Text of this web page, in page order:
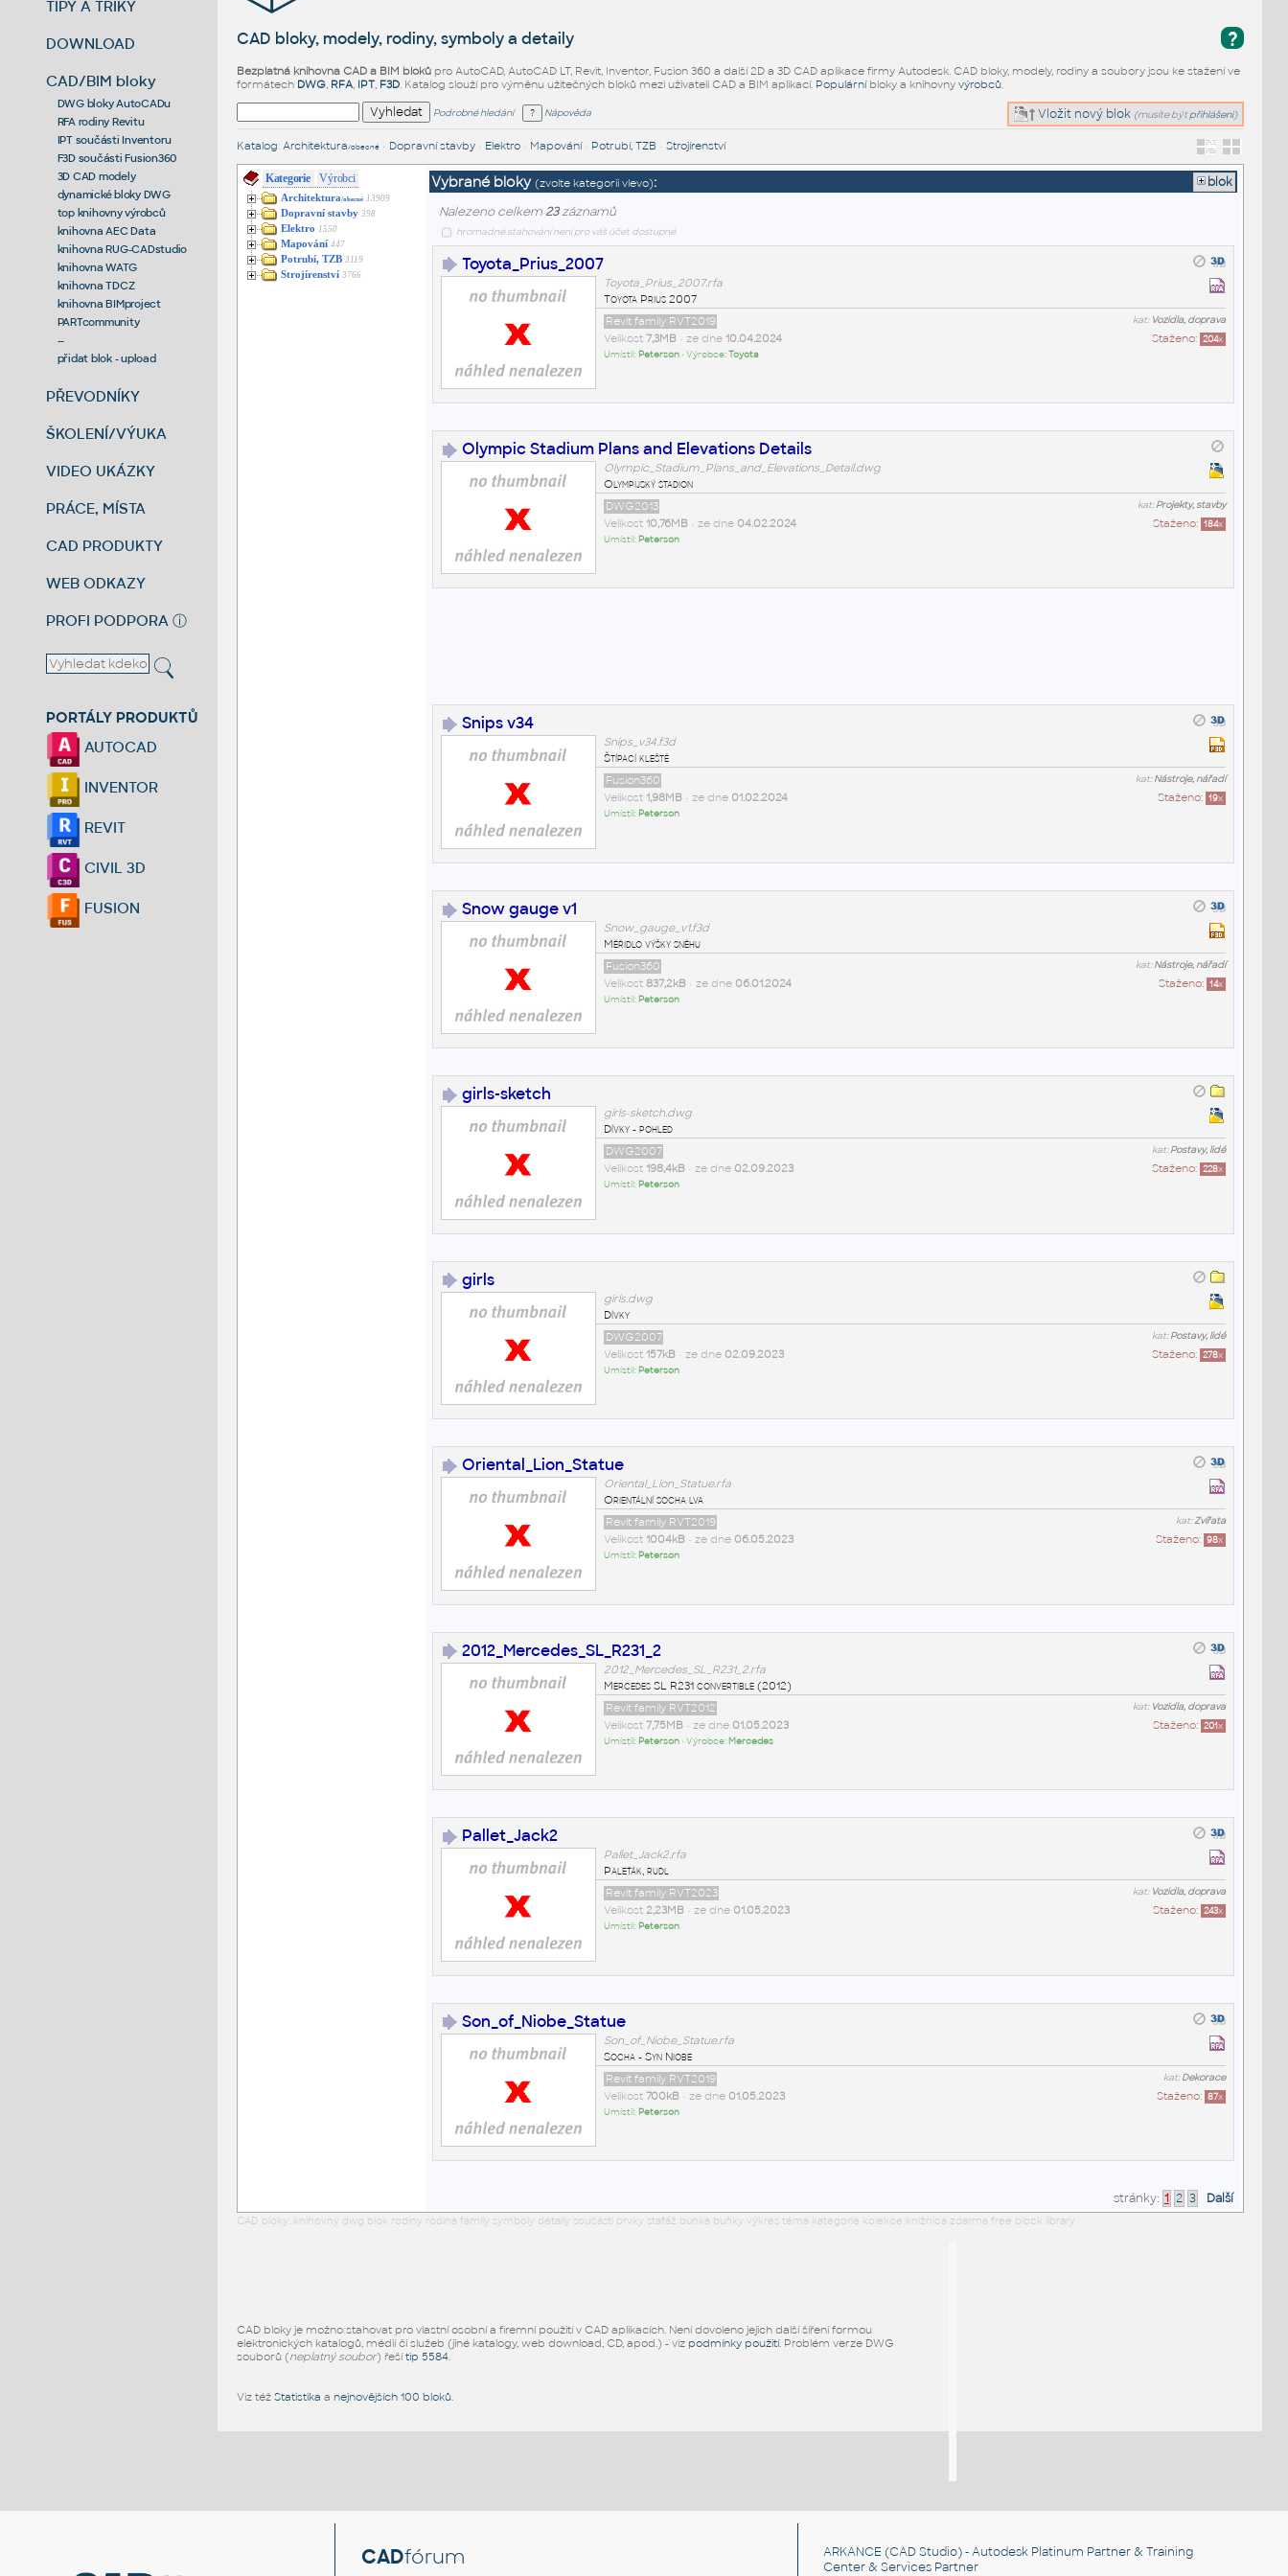
TIPY A TRIKY
DOWNLOAD
CAD/BIM bloky
DWG bloky AutoCADu
RFA rodiny Revitu
IPT součásti Inventoru
F3D součásti Fusion360
3D CAD modely
dynamické bloky DWG
top knihovny výrobců
knihovna AEC Data
knihovna RUG-CADstudio
knihovna WATG
knihovna TDCZ
knihovna BIMproject
PARTcommunity
--
přidat blok - upload
PŘEVODNÍKY
ŠKOLENÍ/VÝUKA
VIDEO UKÁZKY
PRÁCE, MÍSTA
CAD PRODUKTY
WEB ODKAZY
PROFI PODPORA ⓘ
PORTÁLY PRODUKTŮ
AUTOCAD
INVENTOR
REVIT
CIVIL 3D
FUSION
?
CAD bloky, modely, rodiny, symboly a detaily
Bezplatná knihovna CAD a BIM blokůpro AutoCAD, AutoCAD LT, Revit, Inventor, Fusion 360 a další 2D a 3D CAD aplikace firmy Autodesk. CAD bloky, modely, rodiny a soubory jsou ke stažení ve
formátech DWG, RFA, IPT, F3D. Katalog slouží pro výměnu užitečných bloků mezi uživateli CAD a BIM aplikací. Populárníbloky a knihovny výrobců.
Vložit nový blok (musíte být přihlášeni)
Podrobné hledání Nápověda
Katalog: Architektura /obecné• Dopravní stavby• Elektro• Mapování• Potrubí, TZB • Strojírenství
Kategorie Výrobci
Architektura/obecné 13909
Dopravní stavby 398
Elektro 1550
Mapování 447
Potrubí, TZB 3119
Strojírenství 3766
Vybrané bloky (zvolte kategorii vlevo):
blok
Nalezeno celkem 23záznamů
hromadné stahování není pro váš účet dostupné
Toyota_Prius_2007
Toyota_Prius_2007.rfa
Toyota Prius 2007
kat: Vozidla, doprava
Revit family RVT2019
Staženo: 204x
Velikost 7,3MB• ze dne 10.04.2024
Umístil: Peterson• Výrobce:Toyota
Olympic Stadium Plans and Elevations Details
Olympic_Stadium_Plans_and_Elevations_Detail.dwg
Olympijský stadion
kat:Projekty, stavby
DWG2013
Staženo: 184x
Velikost 10,76MB• ze dne 04.02.2024
Umístil: Peterson
Snips v34
Snips_v34.f3d
Štípací kleště
kat:Nástroje, nářadí
Fusion360
Staženo: 19x
Velikost 1,98MB• ze dne 01.02.2024
Umístil: Peterson
Snow gauge v1
Snow_gauge_v1.f3d
Měřidlo výšky sněhu
kat:Nástroje, nářadí
Fusion360
Staženo: 14x
Velikost 837,2kB• ze dne 06.01.2024
Umístil: Peterson
girls-sketch
girls-sketch.dwg
Dívky - pohled
kat:Postavy, lidé
DWG2007
Staženo: 228x
Velikost 198,4kB• ze dne 02.09.2023
Umístil: Peterson
girls
girls.dwg
Dívky
kat:Postavy, lidé
DWG2007
Staženo: 278x
Velikost 157kB• ze dne 02.09.2023
Umístil: Peterson
Oriental_Lion_Statue
Oriental_Lion_Statue.rfa
Orientální socha lva
kat:Zvířata
Revit family RVT2019
Staženo: 98x
Velikost 1004kB• ze dne 06.05.2023
Umístil: Peterson
2012_Mercedes_SL_R231_2
2012_Mercedes_SL_R231_2.rfa
Mercedes SL R231 convertible (2012)
kat: Vozidla, doprava
Revit family RVT2012
Staženo: 201x
Velikost 7,75MB• ze dne 01.05.2023
Umístil: Peterson• Výrobce: Mercedes
Pallet_Jack2
Pallet_Jack2.rfa
Paleťák, rudl
kat: Vozidla, doprava
Revit family RVT2023
Staženo: 243x
Velikost 2,23MB• ze dne 01.05.2023
Umístil: Peterson
Son_of_Niobe_Statue
Son_of_Niobe_Statue.rfa
Socha - Syn Niobe
kat:Dekorace
Revit family RVT2019
Staženo: 87x
Velikost 700kB• ze dne 01.05.2023
Umístil: Peterson
stránky: 1 2 3 Další
CAD bloky: knihovny dwg blok rodiny rodina family symboly detaily součásti prvky stafáž buňka buňky výkres téma kategorie kolekce knižnica zdarma free block library
CAD bloky je možno stahovat pro vlastní osobní a firemní použití v CAD aplikacích. Není dovoleno jejich další šíření formou
elektronických katalogů, médií či služeb (jiné katalogy, web download, CD, apod.) - viz podmínky použití. Problém verze DWG
souborů (neplatný soubor) řešítip 5584.
Viz též Statistika a nejnovějších 100 bloků.
CADfórum ARKANCE (CAD Studio) - Autodesk Platinum Partner & Training
Center & Services Partner